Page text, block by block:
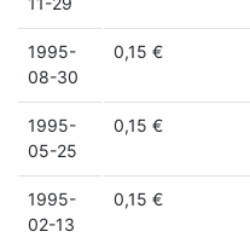
1995-
08-30
0,15 €
1995-
05-25
0,15 €
1995-
02-13
0,15 €